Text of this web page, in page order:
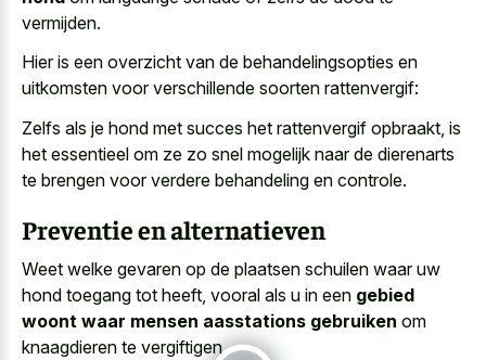
vermijden.
Hier is een overzicht van de behandelingsopties en
uitkomsten voor verschillende soorten rattenvergif:
Zelfs als je hond met succes het rattenvergif opbraakt, is
het essentieel om ze zo snel mogelijk naar de dierenarts
te brengen voor verdere behandeling en controle.
Preventie en alternatieven
Weet welke gevaren op de plaatsen schuilen waar uw
hond toegang tot heeft, vooral als u in een gebied
woont waar mensen aasstations gebruiken om
knaagdieren te vergiftigen.